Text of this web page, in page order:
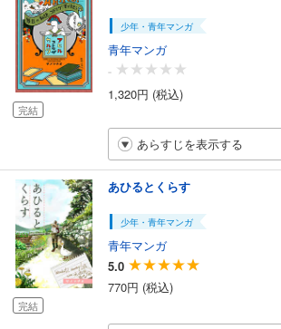
完結
少年・青年マンガ
青年マンガ
-
1,320円 (税込)
あらすじを表示する
完結
あひるとくらす
少年・青年マンガ
青年マンガ
5.0
770円 (税込)